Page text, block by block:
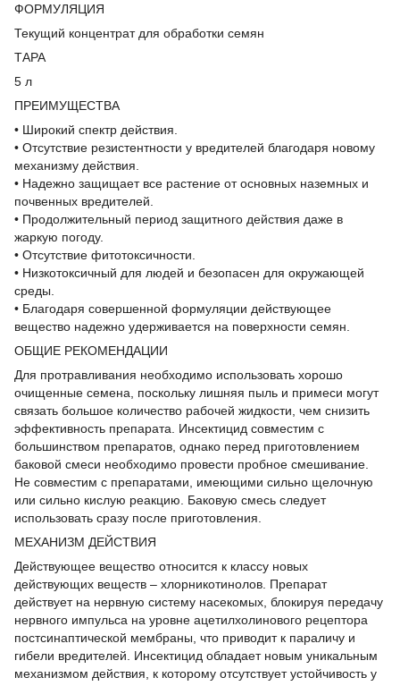
ФОРМУЛЯЦИЯ
Текущий концентрат для обработки семян
ТАРА
5 л
ПРЕИМУЩЕСТВА
• Широкий спектр действия.
• Отсутствие резистентности у вредителей благодаря новому
механизму действия.
• Надежно защищает все растение от основных наземных и
почвенных вредителей.
• Продолжительный период защитного действия даже в
жаркую погоду.
• Отсутствие фитотоксичности.
• Низкотоксичный для людей и безопасен для окружающей
среды.
• Благодаря совершенной формуляции действующее
вещество надежно удерживается на поверхности семян.
ОБЩИЕ РЕКОМЕНДАЦИИ
Для протравливания необходимо использовать хорошо
очищенные семена, поскольку лишняя пыль и примеси могут
связать большое количество рабочей жидкости, чем снизить
эффективность препарата. Инсектицид совместим с
большинством препаратов, однако перед приготовлением
баковой смеси необходимо провести пробное смешивание.
Не совместим с препаратами, имеющими сильно щелочную
или сильно кислую реакцию. Баковую смесь следует
использовать сразу после приготовления.
МЕХАНИЗМ ДЕЙСТВИЯ
Действующее вещество относится к классу новых
действующих веществ – хлорникотинолов. Препарат
действует на нервную систему насекомых, блокируя передачу
нервного импульса на уровне ацетилхолинового рецептора
постсинаптической мембраны, что приводит к параличу и
гибели вредителей. Инсектицид обладает новым уникальным
механизмом действия, к которому отсутствует устойчивость у